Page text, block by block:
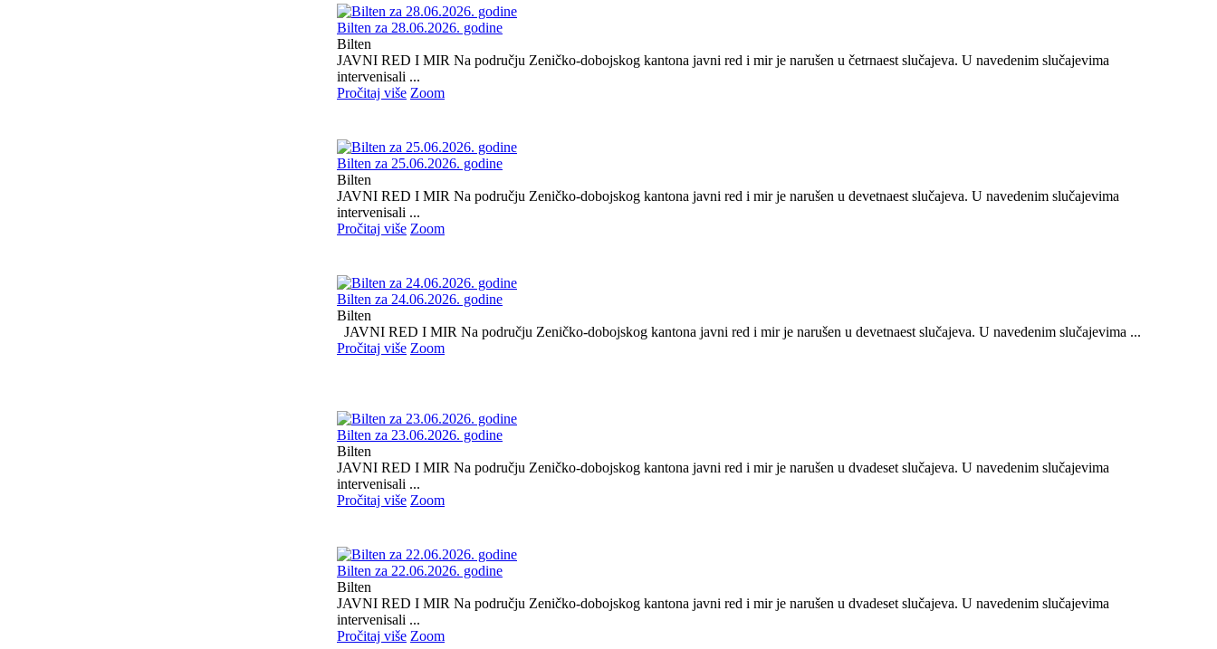
Bilten za 28.06.2026. godine
Bilten
JAVNI RED I MIR Na području Zeničko-dobojskog kantona javni red i mir je narušen u četrnaest slučajeva. U navedenim slučajevima
intervenisali ...
Pročitaj više Zoom
Bilten za 25.06.2026. godine
Bilten
JAVNI RED I MIR Na području Zeničko-dobojskog kantona javni red i mir je narušen u devetnaest slučajeva. U navedenim slučajevima
intervenisali ...
Pročitaj više Zoom
Bilten za 24.06.2026. godine
Bilten
JAVNI RED I MIR Na području Zeničko-dobojskog kantona javni red i mir je narušen u devetnaest slučajeva. U navedenim slučajevima ...
Pročitaj više Zoom
Bilten za 23.06.2026. godine
Bilten
JAVNI RED I MIR Na području Zeničko-dobojskog kantona javni red i mir je narušen u dvadeset slučajeva. U navedenim slučajevima
intervenisali ...
Pročitaj više Zoom
Bilten za 22.06.2026. godine
Bilten
JAVNI RED I MIR Na području Zeničko-dobojskog kantona javni red i mir je narušen u dvadeset slučajeva. U navedenim slučajevima
intervenisali ...
Pročitaj više Zoom